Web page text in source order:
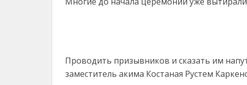
Проводить призывников и сказать им
заместитель акима Костаная Рустем